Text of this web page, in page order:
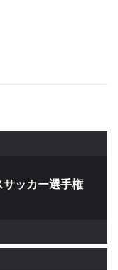
ッカー選手権